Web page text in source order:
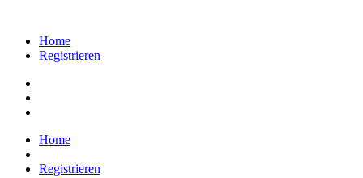
Home
Registrieren
Home
Registrieren